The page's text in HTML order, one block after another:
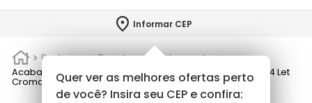
Informar CEP
Quer ver as melhores ofertas perto
de você? Insira seu CEP e confira:
Banheiros
Registros e acabamentos
Acabamento para Registro de Pressão e Gaveta 1/2 e 3/4 Let
Cromado 1088 C-25 Genova
TERMOS MAIS BUSCADOS
2º
porta